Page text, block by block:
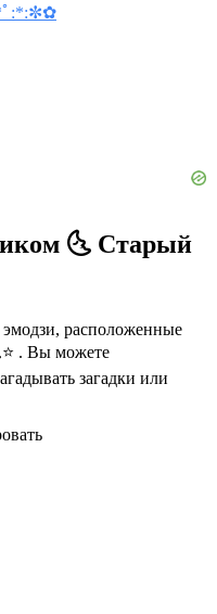
ﾟ:*:✼✿
🌜 Старый
расположенные
. Вы можете
загадки или